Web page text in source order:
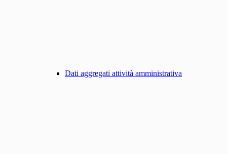
Dati aggregati attività amministrativa